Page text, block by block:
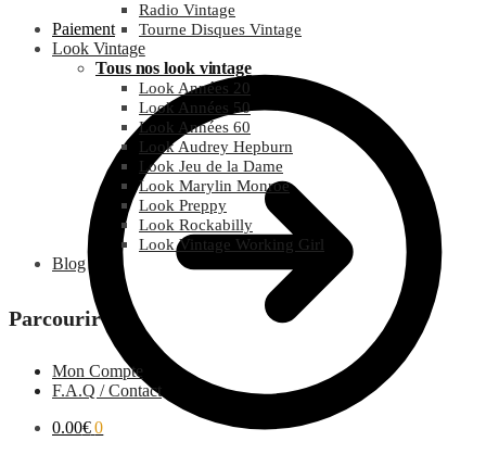
Paiement
Radio Vintage
Tourne Disques Vintage
Look Vintage
Tous nos look vintage
Look Années 20
Look Années 50
Look Années 60
Look Audrey Hepburn
Look Jeu de la Dame
Look Marylin Monroe
Look Preppy
Look Rockabilly
Look Vintage Working Girl
Blog
Parcourir
Mon Compte
F.A.Q / Contact
0.00€ 0